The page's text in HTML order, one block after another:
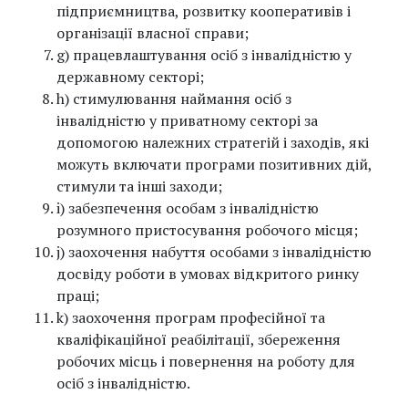
підприємництва, розвитку кооперативів і
організації власної справи;
g) працевлаштування осіб з інвалідністю у
державному секторі;
h) стимулювання наймання осіб з
інвалідністю у приватному секторі за
допомогою належних стратегій і заходів, які
можуть включати програми позитивних дій,
стимули та інші заходи;
i) забезпечення особам з інвалідністю
розумного пристосування робочого місця;
j) заохочення набуття особами з інвалідністю
досвіду роботи в умовах відкритого ринку
праці;
k) заохочення програм професійної та
кваліфікаційної реабілітації, збереження
робочих місць і повернення на роботу для
осіб з інвалідністю.